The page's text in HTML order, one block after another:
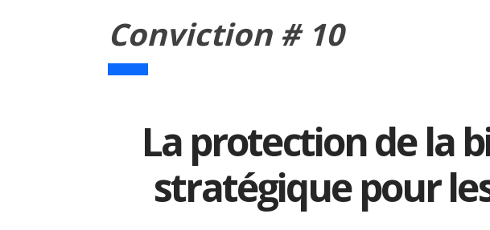
Conviction # 10
La protection de la
stratégique pour